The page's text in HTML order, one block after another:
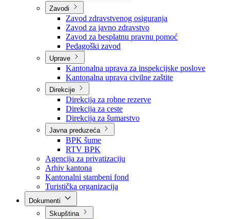
Centar za socijalni rad
Dom za stara i iznemogla lica
Kantonalna bolnica
Zavodi
Zavod zdravstvenog osiguranja
Zavod za javno zdravstvo
Zavod za besplatnu pravnu pomoć
Pedagoški zavod
Uprave
Kantonalna uprava za inspekcijske poslove
Kantonalna uprava civilne zaštite
Direkcije
Direkcija za robne rezerve
Direkcija za ceste
Direkcija za šumarstvo
Javna preduzeća
BPK šume
RTV BPK
Agencija za privatizaciju
Arhiv kantona
Kantonalni stambeni fond
Turistička organizacija